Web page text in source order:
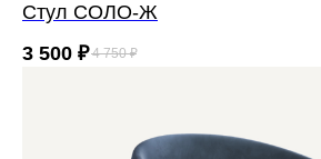
Стул СОЛО-Ж
3 500 ₽ 4 750 ₽